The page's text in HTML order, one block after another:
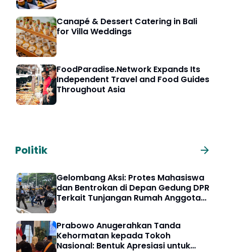
Canapé & Dessert Catering in Bali
for Villa Weddings
FoodParadise.Network Expands Its
Independent Travel and Food Guides
Throughout Asia
Politik
Gelombang Aksi: Protes Mahasiswa
dan Bentrokan di Depan Gedung DPR
Terkait Tunjangan Rumah Anggota
Prabowo Anugerahkan Tanda
Kehormatan kepada Tokoh
Nasional: Bentuk Apresiasi untuk